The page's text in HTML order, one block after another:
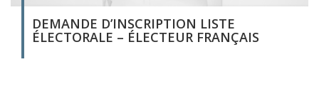
DEMANDE D’INSCRIPTION LISTE
ÉLECTORALE – ÉLECTEUR FRANÇAIS